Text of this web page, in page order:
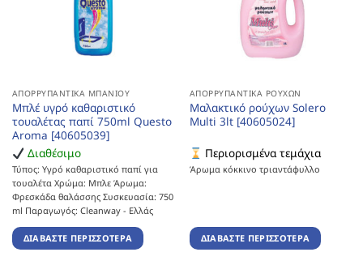
ΑΠΟΡΡΥΠΑΝΤΙΚΆ ΜΠΆΝΙΟΥ
Μπλέ υγρό καθαριστικό
τουαλέτας παπί 750ml Questo
Aroma [40605039]
Διαθέσιμο
Τύπος: Υγρό καθαριστικό παπί για
τουαλέτα Χρώμα: Μπλε Άρωμα:
Φρεσκάδα θαλάσσης Συσκευασία: 750
ml Παραγωγός: Cleanway - Ελλάς
ΔΙΑΒΆΣΤΕ ΠΕΡΙΣΣΌΤΕΡΑ
ΑΠΟΡΡΥΠΑΝΤΙΚΆ ΡΟΎΧΩΝ
Μαλακτικό ρούχων Solero
Multi 3lt [40605024]
Περιορισμένα τεμάχια
Άρωμα κόκκινο τριαντάφυλλο
ΔΙΑΒΆΣΤΕ ΠΕΡΙΣΣΌΤΕΡΑ